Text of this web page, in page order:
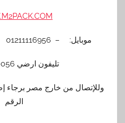
WWW.M2PACK.COM
تليفون ارضي 0225880056
وللإتصال